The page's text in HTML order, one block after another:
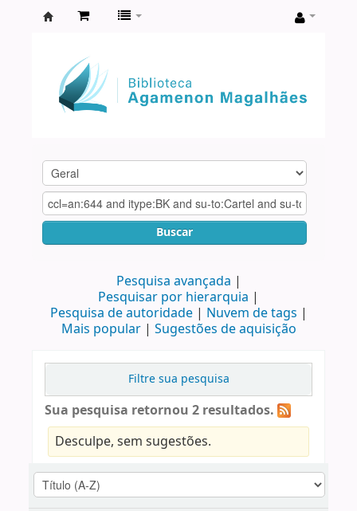
Agamenon
Magalhães
Buscar
Pesquisa avançada
Pesquisar por hierarquia
Pesquisa de autoridade
Nuvem de tags
Mais popular
Sugestões de aquisição
Filtre sua pesquisa
Sua pesquisa retornou 2 resultados.
Desculpe, sem sugestões.